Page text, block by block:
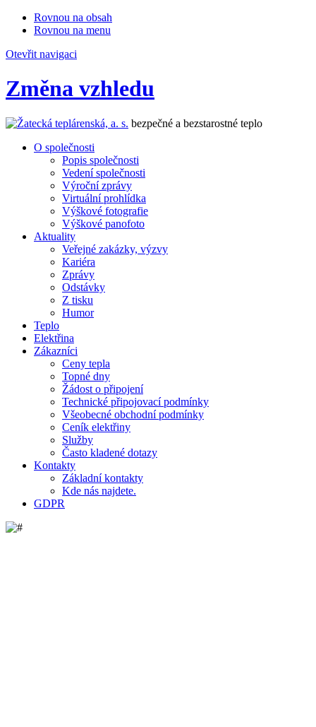
Rovnou na obsah
Rovnou na menu
Otevřit navigaci
Změna vzhledu
bezpečné a bezstarostné teplo
O společnosti
Popis společnosti
Vedení společnosti
Výroční zprávy
Virtuální prohlídka
Výškové fotografie
Výškové panofoto
Aktuality
Veřejné zakázky, výzvy
Kariéra
Zprávy
Odstávky
Z tisku
Humor
Teplo
Elektřina
Zákazníci
Ceny tepla
Topné dny
Žádost o připojení
Technické připojovací podmínky
Všeobecné obchodní podmínky
Ceník elektřiny
Služby
Často kladené dotazy
Kontakty
Základní kontakty
Kde nás najdete.
GDPR